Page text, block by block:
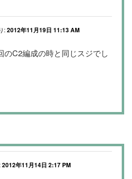
:2012年11月19日 11:13 AM
のC2編成の時と同じスジでし
2012年11月14日 2:17 PM